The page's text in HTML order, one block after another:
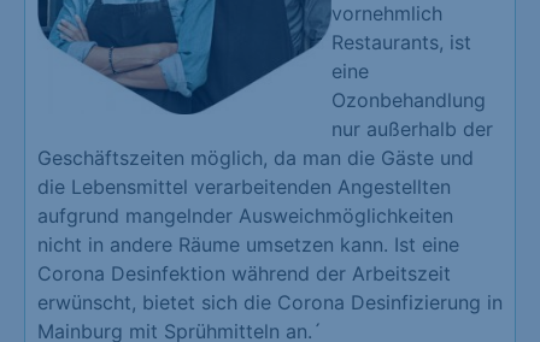
vornehmlich
Restaurants, ist
eine
Ozonbehandlung
nur außerhalb der
Geschäftszeiten möglich, da man die Gäste und
die Lebensmittel verarbeitenden Angestellten
aufgrund mangelnder Ausweichmöglichkeiten
nicht in andere Räume umsetzen kann. Ist eine
Corona Desinfektion während der Arbeitszeit
erwünscht, bietet sich die Corona Desinfizierung in
Mainburg mit Sprühmitteln an.´